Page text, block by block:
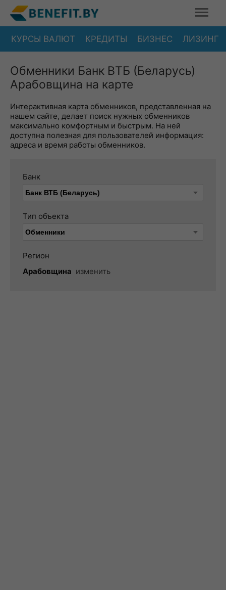
КУРСЫ ВАЛЮТ КРЕДИТЫ БИЗНЕС ЛИЗИНГ
Обменники Банк ВТБ (Беларусь)
Арабовщина на карте
Интерактивная карта обменников, представленная на
нашем сайте, делает поиск нужных обменников
максимально комфортным и быстрым. На ней
доступна полезная для пользователей информация:
адреса и время работы обменников.
Банк
Тип объекта
Регион
Арабовщина изменить